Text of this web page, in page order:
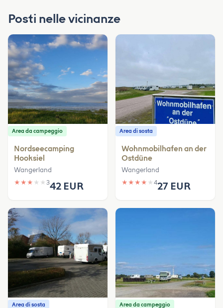
Posti nelle vicinanze
Area da campeggio
Nordseecamping
Hooksiel
Wangerland
★ ★ ★ ★ ★ 342 EUR
Area di sosta
Wohnmobilhafen an der
Ostdüne
Wangerland
★ ★ ★ ★ ★ 427 EUR
Area di sosta Area da campeggio